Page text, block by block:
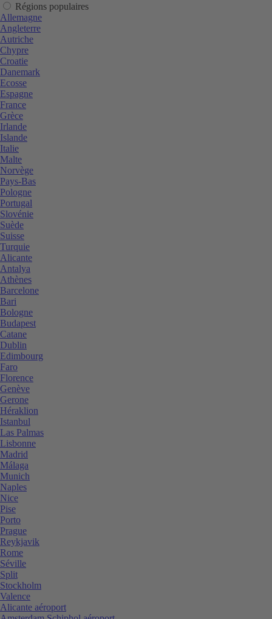
Régions populaires
Allemagne
Angleterre
Autriche
Chypre
Croatie
Danemark
Ecosse
Espagne
France
Grèce
Irlande
Islande
Italie
Malte
Norvège
Pays-Bas
Pologne
Portugal
Slovénie
Suède
Suisse
Turquie
Alicante
Antalya
Athènes
Barcelone
Bari
Bologne
Budapest
Catane
Dublin
Edimbourg
Faro
Florence
Genève
Gerone
Héraklion
Istanbul
Las Palmas
Lisbonne
Madrid
Málaga
Munich
Naples
Nice
Pise
Porto
Prague
Reykjavik
Rome
Séville
Split
Stockholm
Valence
Alicante aéroport